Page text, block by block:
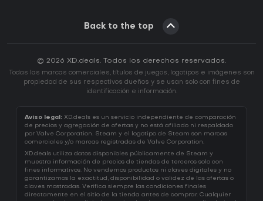
Back to the top
© 2026 XD.deals. Todos los derechos reservados.
Todas las marcas comerciales, títulos de juegos, logotipos e imágenes son
propiedad de sus respectivos dueños y se usan solo con fines de
identificación e información.
Aviso legal: XD.deals es un servicio independiente de comparación
de precios y agregación de ofertas y no está afiliado ni respaldado
por Valve Corporation. Steam y el logotipo de Steam son marcas
comerciales y/o marcas registradas de Valve Corporation.
XD.deals utiliza datos disponibles públicamente de Steam y
muestra información de precios de tiendas de terceros solo con
fines informativos. No vendemos productos ni claves digitales y no
garantizamos la exactitud, disponibilidad o validez de las ofertas o
claves mostradas. Verifica siempre las condiciones finales
directamente en el sitio de la tienda antes de comprar. Cualquier